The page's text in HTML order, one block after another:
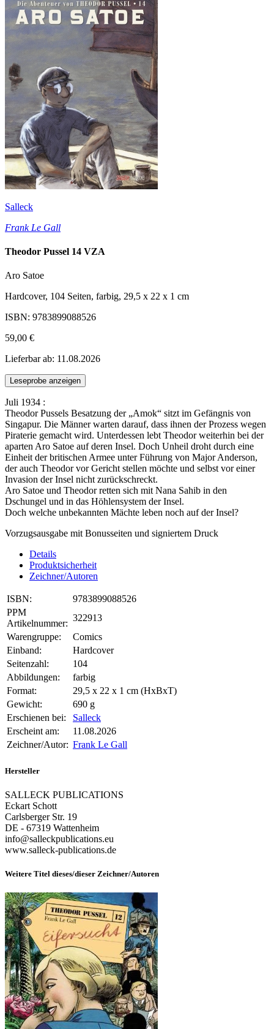
Salleck
Frank Le Gall
Theodor Pussel 14 VZA
Aro Satoe
Hardcover, 104 Seiten, farbig, 29,5 x 22 x 1 cm
ISBN: 9783899088526
59,00 €
Lieferbar ab: 11.08.2026
Leseprobe anzeigen
Juli 1934 :
Theodor Pussels Besatzung der „Amok“ sitzt im Gefängnis von
Singapur. Die Männer warten darauf, dass ihnen der Prozess wegen
Piraterie gemacht wird. Unterdessen lebt Theodor weiterhin bei der
aparten Aro Satoe auf deren Insel. Doch Unheil droht durch eine
Einheit der britischen Armee unter Führung von Major Anderson,
der auch Theodor vor Gericht stellen möchte und selbst vor einer
Invasion der Insel nicht zurückschreckt.
Aro Satoe und Theodor retten sich mit Nana Sahib in den
Dschungel und in das Höhlensystem der Insel.
Doch welche unbekannten Mächte leben noch auf der Insel?
Vorzugsausgabe mit Bonusseiten und signiertem Druck
Details
Produktsicherheit
Zeichner/Autoren
ISBN:
9783899088526
PPM
Artikelnummer:
322913
Warengruppe:
Comics
Einband:
Hardcover
Seitenzahl:
104
Abbildungen:
farbig
Format:
29,5 x 22 x 1 cm (HxBxT)
Gewicht:
690 g
Erschienen bei:
Salleck
Erscheint am:
11.08.2026
Zeichner/Autor: Frank Le Gall
Hersteller
SALLECK PUBLICATIONS
Eckart Schott
Carlsberger Str. 19
DE - 67319 Wattenheim
info@salleckpublications.eu
www.salleck-publications.de
Weitere Titel dieses/dieser Zeichner/Autoren